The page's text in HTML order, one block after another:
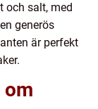
och salt, med
generös
är perfekt
om